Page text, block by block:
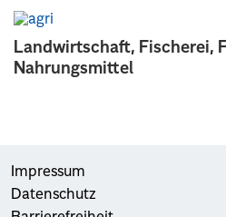
Landwirtschaft, Fischerei,
Nahrungsmittel
Impressum
Datenschutz